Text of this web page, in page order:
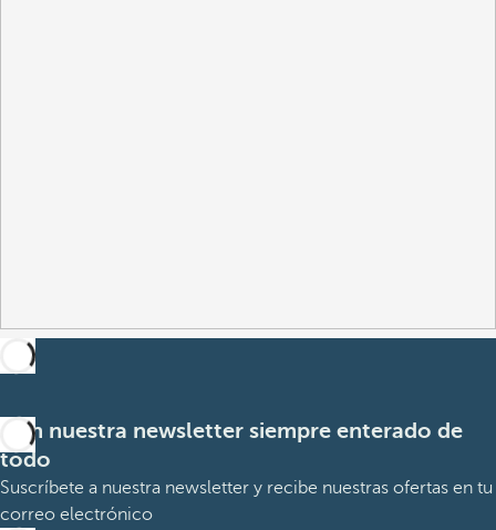
Con nuestra newsletter siempre enterado de
todo
Suscríbete a nuestra newsletter y recibe nuestras ofertas en tu
correo electrónico